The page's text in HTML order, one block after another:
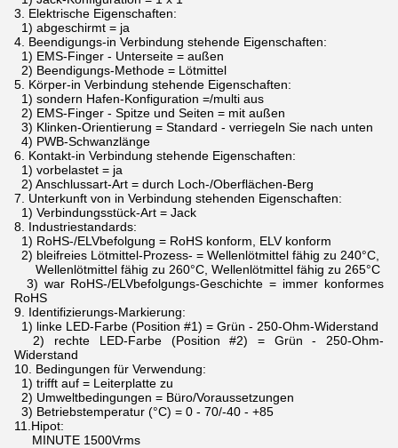
3. Elektrische Eigenschaften:
1) abgeschirmt = ja
4. Beendigungs-in Verbindung stehende Eigenschaften:
1) EMS-Finger - Unterseite = außen
2) Beendigungs-Methode = Lötmittel
5. Körper-in Verbindung stehende Eigenschaften:
1) sondern Hafen-Konfiguration =/multi aus
2) EMS-Finger - Spitze und Seiten = mit außen
3) Klinken-Orientierung = Standard - verriegeln Sie nach unten
4) PWB-Schwanzlänge
6. Kontakt-in Verbindung stehende Eigenschaften:
1) vorbelastet = ja
2) Anschlussart-Art = durch Loch-/Oberflächen-Berg
7. Unterkunft von in Verbindung stehenden Eigenschaften:
1) Verbindungsstück-Art = Jack
8. Industriestandards:
1) RoHS-/ELVbefolgung = RoHS konform, ELV konform
2) bleifreies Lötmittel-Prozess- = Wellenlötmittel fähig zu 240°C,
Wellenlötmittel fähig zu 260°C, Wellenlötmittel fähig zu 265°C
3) war RoHS-/ELVbefolgungs-Geschichte = immer konformes
RoHS
9. Identifizierungs-Markierung:
1) linke LED-Farbe (Position #1) = Grün - 250-Ohm-Widerstand
2) rechte LED-Farbe (Position #2) = Grün - 250-Ohm-
Widerstand
10. Bedingungen für Verwendung:
1) trifft auf = Leiterplatte zu
2) Umweltbedingungen = Büro/Voraussetzungen
3) Betriebstemperatur (°C) = 0 - 70/-40 - +85
11.Hipot:
MINUTE 1500Vrms